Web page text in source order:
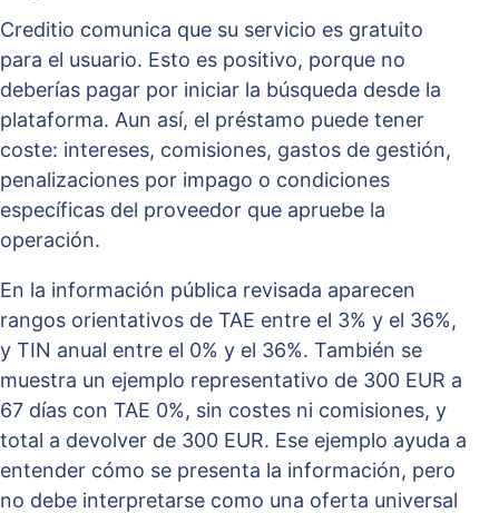
Creditio comunica que su servicio es gratuito
para el usuario. Esto es positivo, porque no
deberías pagar por iniciar la búsqueda desde la
plataforma. Aun así, el préstamo puede tener
coste: intereses, comisiones, gastos de gestión,
penalizaciones por impago o condiciones
específicas del proveedor que apruebe la
operación.
En la información pública revisada aparecen
rangos orientativos de TAE entre el 3% y el 36%,
y TIN anual entre el 0% y el 36%. También se
muestra un ejemplo representativo de 300 EUR a
67 días con TAE 0%, sin costes ni comisiones, y
total a devolver de 300 EUR. Ese ejemplo ayuda a
entender cómo se presenta la información, pero
no debe interpretarse como una oferta universal